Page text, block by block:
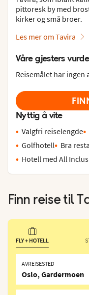
pittoresk by med
kirker og små broer.
Les mer om Tavira
Våre gjesters
Reisemålet har ingen
Nyttig å vite
Valgfri reiselengde
Golfhotell
Bra
Hotell med All
Finn reise til
FLY + HOTELL
AVREISESTED
Oslo, Gardermoen